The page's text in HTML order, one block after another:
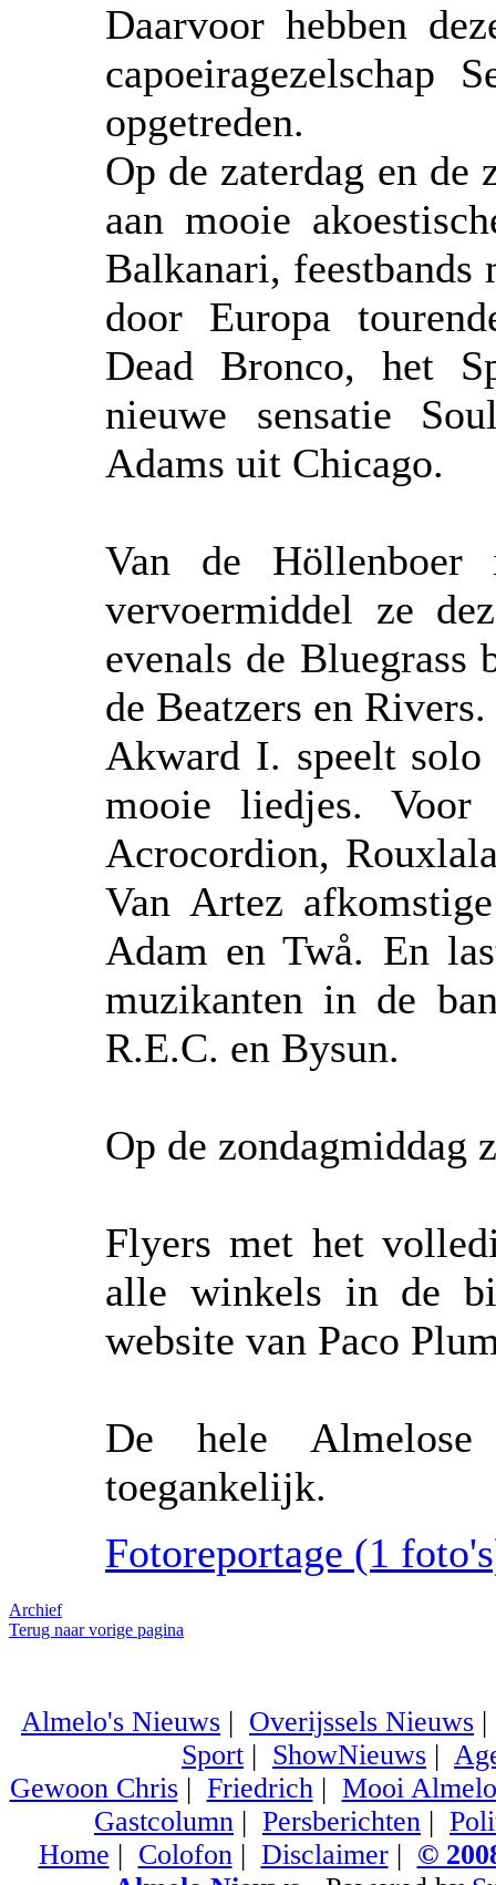
Daarvoor hebben
capoeiragezelschap
opgetreden.
Op de zaterdag en de
aan mooie
Balkanari, feestbands
door Europa
Dead Bronco, het
nieuwe sensatie
Adams uit Chicago.
Van de
vervoermiddel ze
evenals de Bluegrass
de Beatzers en Rivers.
Akward I. speelt solo
mooie liedjes. Voor
Acrocordion,
Van Artez
Adam en Twå. En
muzikanten in de
R.E.C. en Bysun.
Op de zondagmiddag
Flyers met het
alle winkels in de
website van Paco
De hele
toegankelijk.
Fotoreportage (1
Archief
Terug naar vorige pagina
Almelo's Nieuws | Overijssels Nieuws
Sport | ShowNieuws |
Gewoon Chris| Friedrich| Mooi Almelo
Gastcolumn | Persberichten |
Home | Colofon| Disclaimer| ©